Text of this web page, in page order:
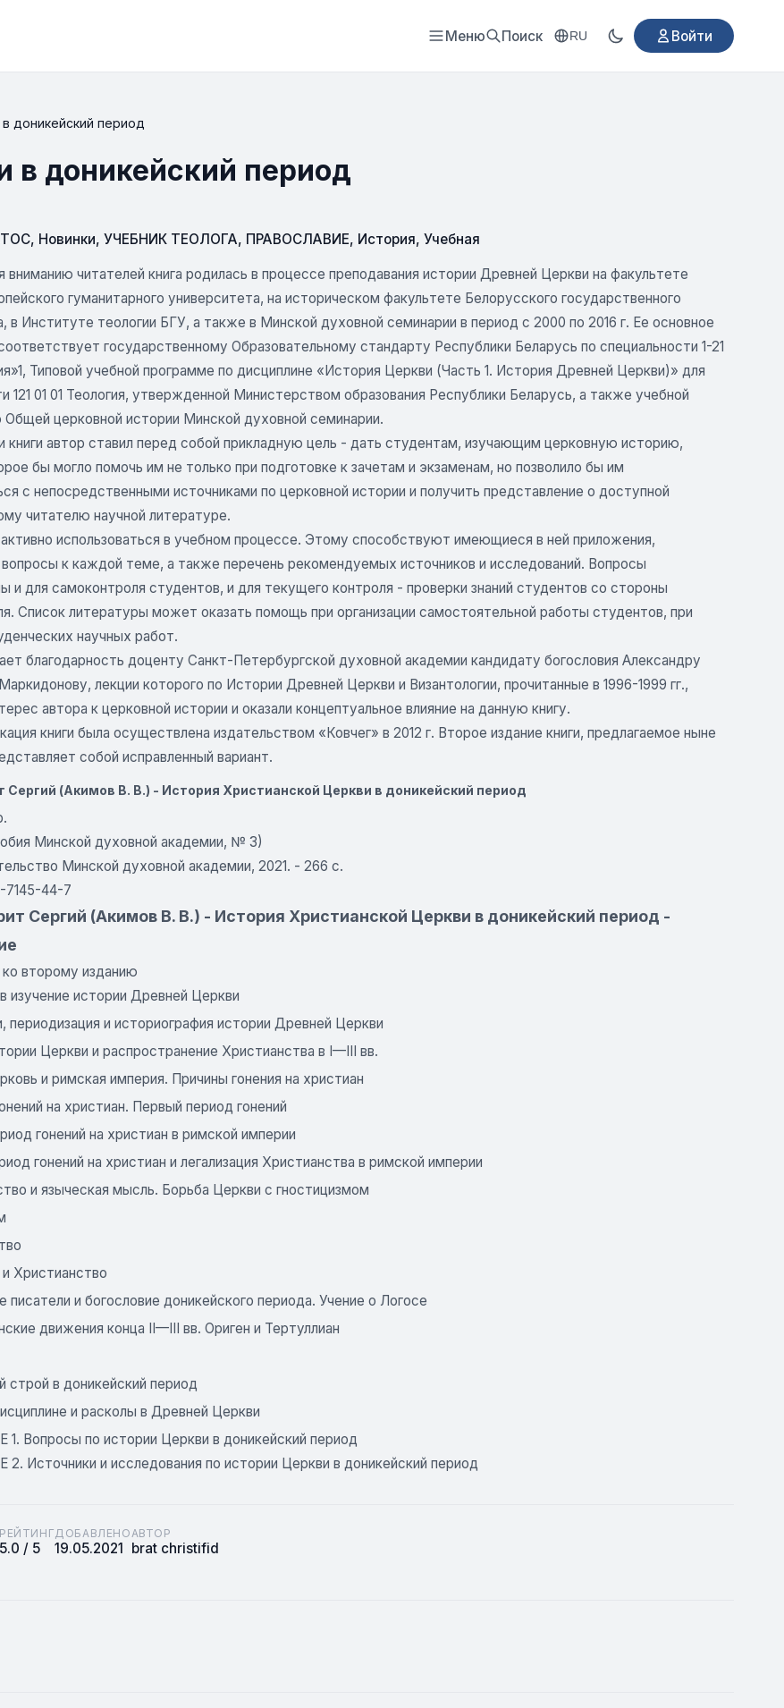
Меню Поиск RU Войти
доникейский период
в доникейский период
, Новинки, УЧЕБНИК ТЕОЛОГА, ПРАВОСЛАВИЕ, История, Учебная
вниманию читателей книга родилась в процессе преподавания истории Древней Церкви на факультете
гуманитарного университета, на историческом факультете Белорусского государственного
в Институте теологии БГУ, а также в Минской духовной семинарии в период с 2000 по 2016 г. Ее основное
государственному Образовательному стандарту Республики Беларусь по специальности 1-21
Типовой учебной программе по дисциплине «История Церкви (Часть 1. История Древней Церкви)» для
121 01 01 Теология, утвержденной Министерством образования Республики Беларусь, а также учебной
Общей церковной истории Минской духовной семинарии.
книги автор ставил перед собой прикладную цель - дать студентам, изучающим церковную историю,
бы могло помочь им не только при подготовке к зачетам и экзаменам, но позволило бы им
с непосредственными источниками по церковной истории и получить представление о доступной
читателю научной литературе.
использоваться в учебном процессе. Этому способствуют имеющиеся в ней приложения,
к каждой теме, а также перечень рекомендуемых источников и исследований. Вопросы
и для самоконтроля студентов, и для текущего контроля - проверки знаний студентов со стороны
Список литературы может оказать помощь при организации самостоятельной работы студентов, при
научных работ.
благодарность доценту Санкт-Петербургской духовной академии кандидату богословия Александру
лекции которого по Истории Древней Церкви и Византологии, прочитанные в 1996-1999 гг.,
автора к церковной истории и оказали концептуальное влияние на данную книгу.
книги была осуществлена издательством «Ковчег» в 2012 г. Второе издание книги, предлагаемое ныне
собой исправленный вариант.
Сергий (Акимов В. В.) - История Христианской Церкви в доникейский период
Минской духовной академии, № 3)
Минской духовной академии, 2021. - 266 с.
7145-44-7
Сергий (Акимов В. В.) - История Христианской Церкви в доникейский период -
второму изданию
изучение истории Древней Церкви
периодизация и историография истории Древней Церкви
Церкви и распространение Христианства в I—III вв.
и римская империя. Причины гонения на христиан
на христиан. Первый период гонений
гонений на христиан в римской империи
гонений на христиан и легализация Христианства в римской империи
и языческая мысль. Борьба Церкви с гностицизмом
Христианство
писатели и богословие доникейского периода. Учение о Логосе
движения конца II—III вв. Ориген и Тертуллиан
строй в доникейский период
и расколы в Древней Церкви
Вопросы по истории Церкви в доникейский период
Источники и исследования по истории Церкви в доникейский период
РЕЙТИНГ
5.0 / 5
ДОБАВЛЕНО
19.05.2021
АВТОР
brat christifid